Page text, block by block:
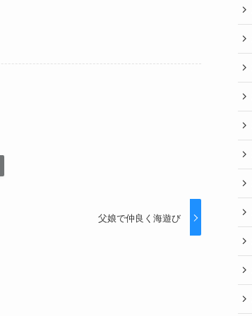
父娘で仲良く海遊び